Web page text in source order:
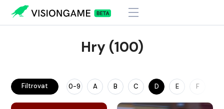
Hry (100)
Filtrovat 0-9 A B C D E F